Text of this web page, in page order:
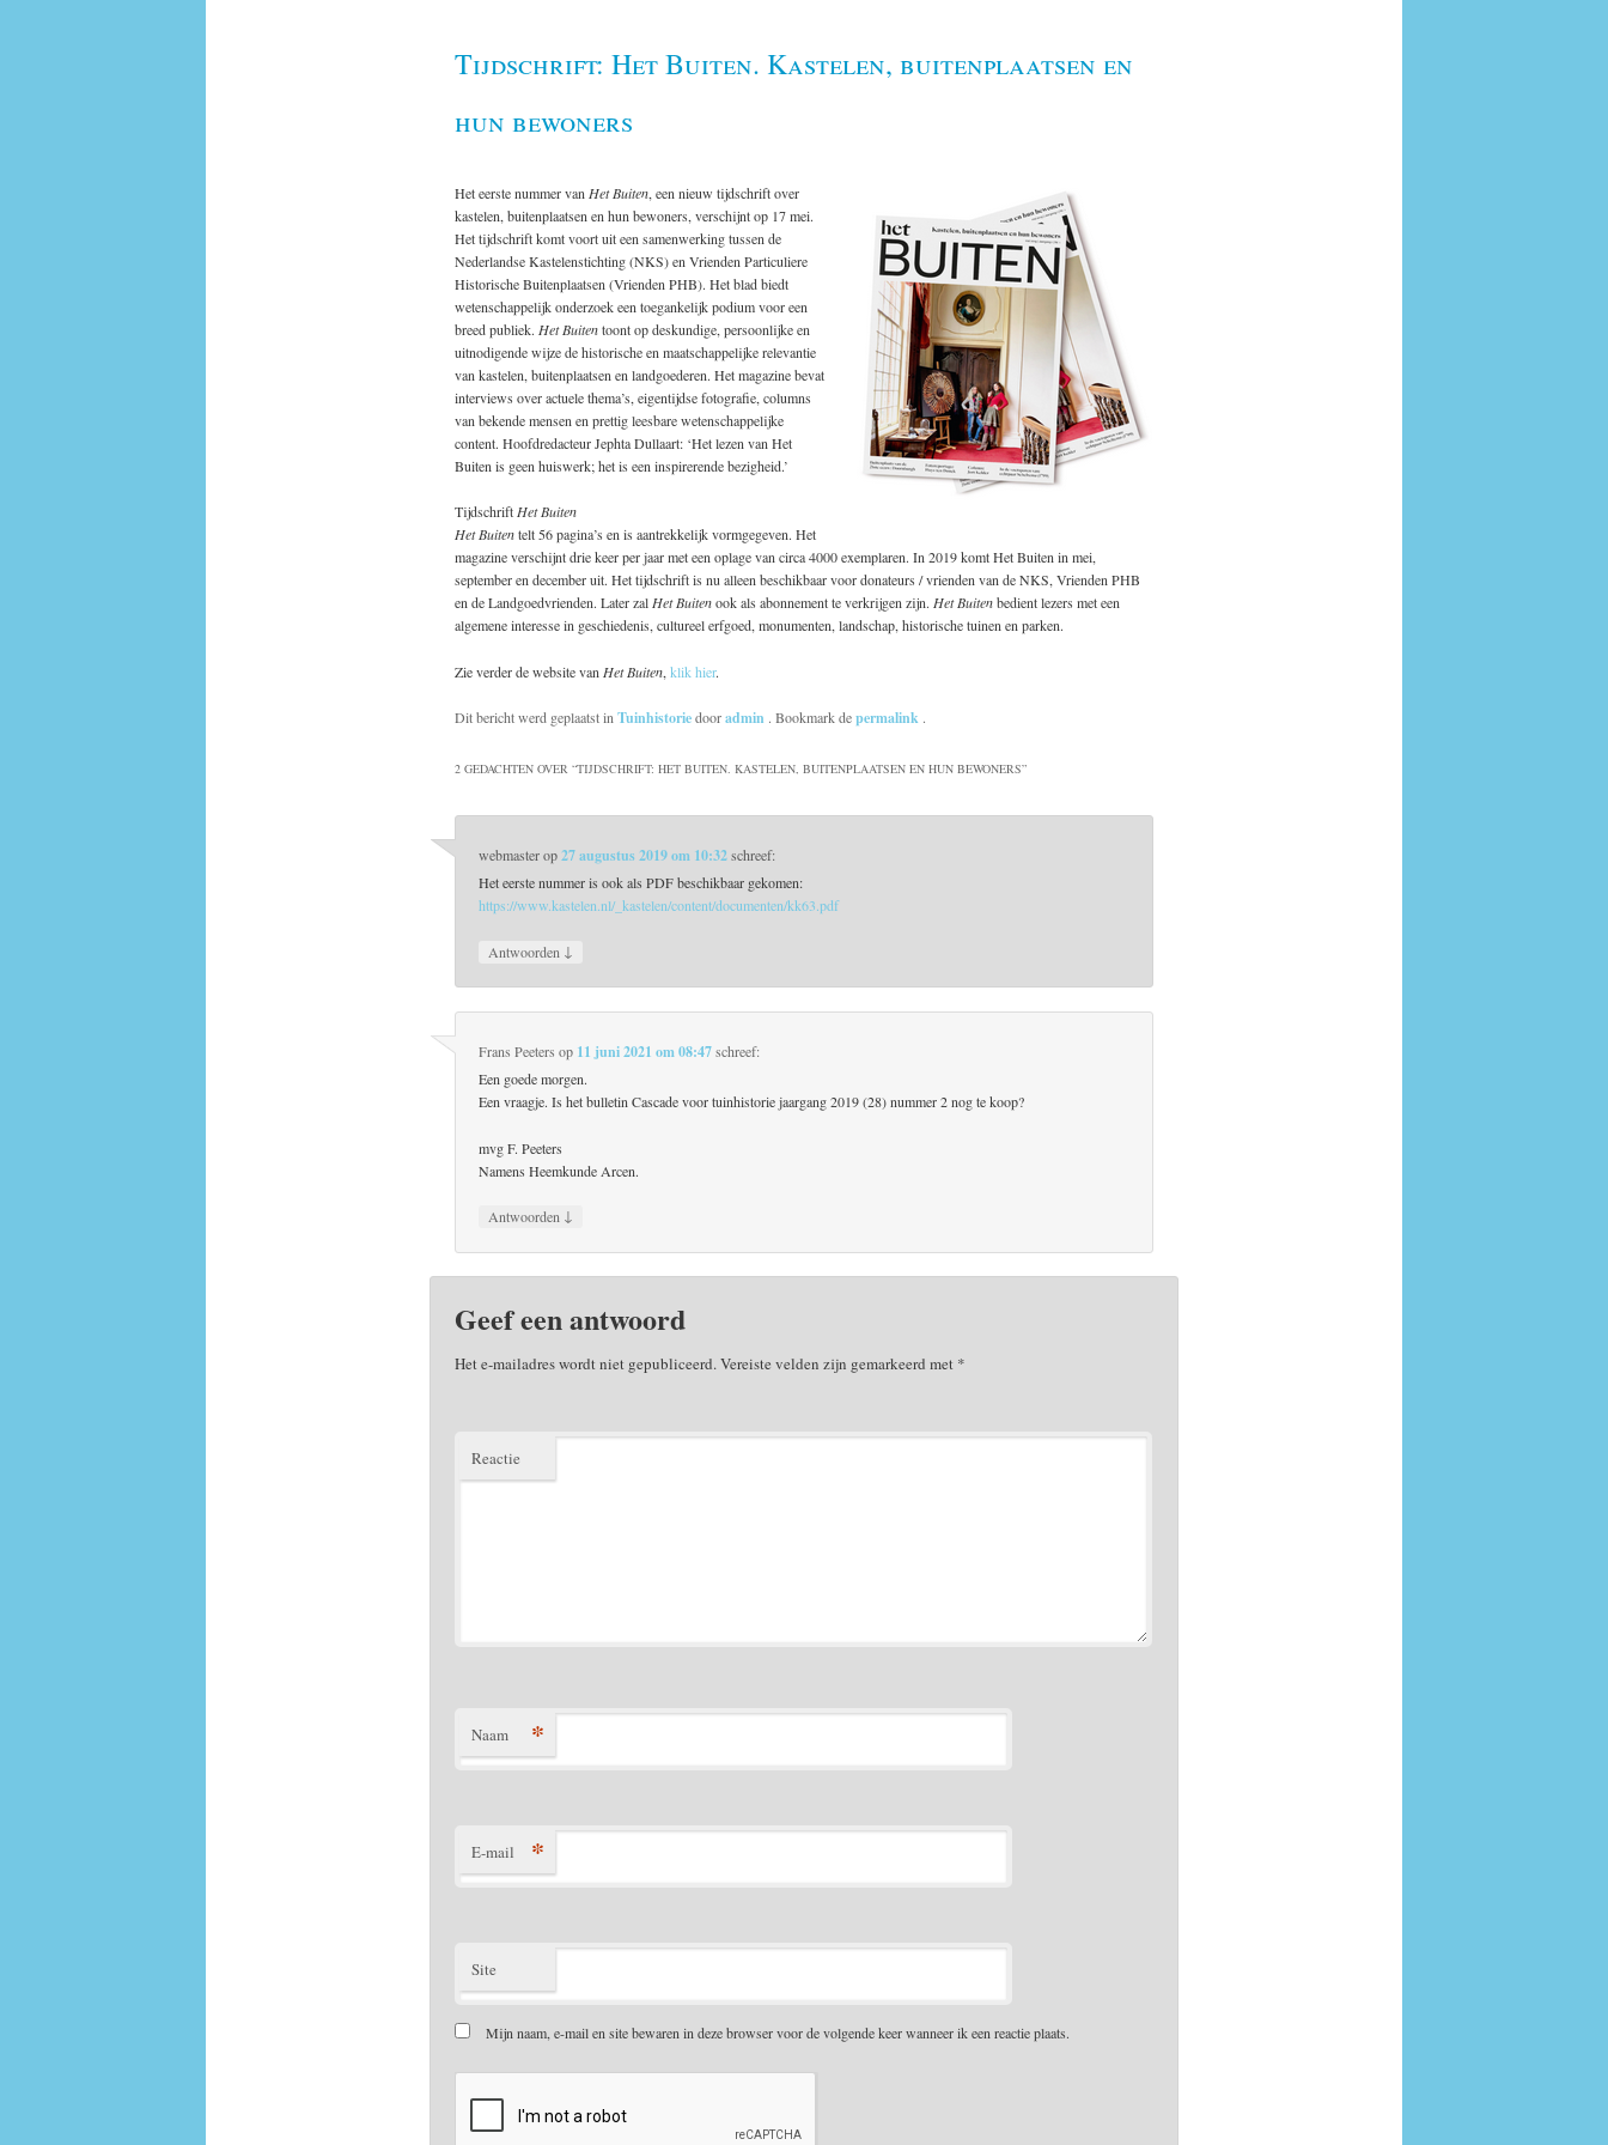
Tijdschrift: Het Buiten. Kastelen, buitenplaatsen en
hun bewoners
Het eerste nummer van Het Buiten, een nieuw tijdschrift over
kastelen, buitenplaatsen en hun bewoners, verschijnt op 17 mei.
Het tijdschrift komt voort uit een samenwerking tussen de
Nederlandse Kastelenstichting (NKS) en Vrienden Particuliere
Historische Buitenplaatsen (Vrienden PHB). Het blad biedt
wetenschappelijk onderzoek een toegankelijk podium voor een
breed publiek. Het Buitentoont op deskundige, persoonlijke en
uitnodigende wijze de historische en maatschappelijke relevantie
van kastelen, buitenplaatsen en landgoederen. Het magazine bevat
interviews over actuele thema’s, eigentijdse fotografie, columns
van bekende mensen en prettig leesbare wetenschappelijke
content. Hoofdredacteur Jephta Dullaart: ‘Het lezen van Het
Buiten is geen huiswerk; het is een inspirerende bezigheid.’
TijdschriftHet Buiten
Het Buitentelt 56 pagina’s en is aantrekkelijk vormgegeven. Het
magazine verschijnt drie keer per jaar met een oplage van circa 4000 exemplaren. In 2019 komt Het Buiten in mei,
september en december uit. Het tijdschrift is nu alleen beschikbaar voor donateurs / vrienden van de NKS, Vrienden PHB
en de Landgoedvrienden. Later zalHet Buitenook als abonnement te verkrijgen zijn. Het Buitenbedient lezers met een
algemene interesse in geschiedenis, cultureel erfgoed, monumenten, landschap, historische tuinen en parken.
Zie verder de website van Het Buiten, klik hier.
Dit bericht werd geplaatst inTuinhistoriedooradmin . Bookmark depermalink .
2 GEDACHTEN OVER “TIJDSCHRIFT: HET BUITEN. KASTELEN, BUITENPLAATSEN EN HUN BEWONERS”
webmasterop27 augustus 2019 om 10:32 schreef:
Het eerste nummer is ook als PDF beschikbaar gekomen:
https://www.kastelen.nl/_kastelen/content/documenten/kk63.pdf
Antwoorden ↓
Frans Peeters op 11 juni 2021 om 08:47 schreef:
Een goede morgen.
Een vraagje. Is het bulletin Cascade voor tuinhistorie jaargang 2019 (28) nummer 2 nog te koop?
mvg F. Peeters
Namens Heemkunde Arcen.
Antwoorden ↓
Geef een antwoord
Het e-mailadres wordt niet gepubliceerd.Vereiste velden zijn gemarkeerd met *
Reactie
Naam *
E-mail *
Site
Mijn naam, e-mail en site bewaren in deze browser voor de volgende keer wanneer ik een reactie plaats.